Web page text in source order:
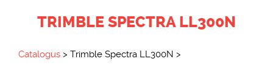
TRIMBLE SPECTRA LL300N
Catalogus > Trimble Spectra LL300N >